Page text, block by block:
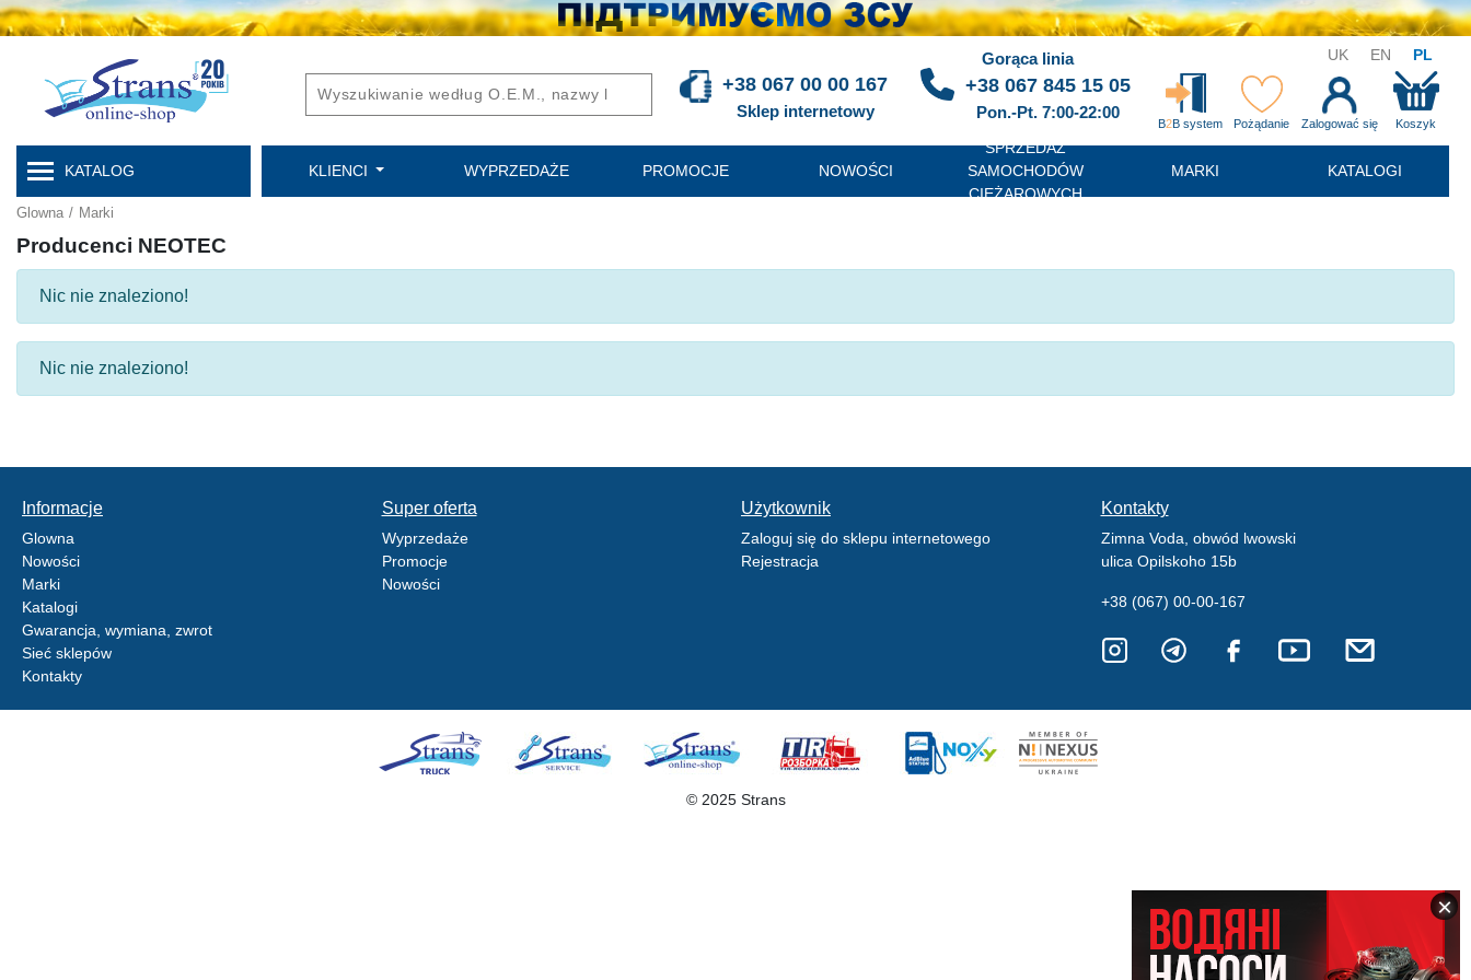
UK EN PL
+38 067 00 00 167
Sklep internetowy
Gorąca linia
+38 067 845 15 05
Pon.-Pt. 7:00-22:00
B2B system Pożądanie Zalogować się Koszyk
KATALOG KLIENCI WYPRZEDAŻE PROMOCJE NOWOŚCI
SPRZEDAŻ
SAMOCHODÓW
CIĘŻAROWYCH
MARKI KATALOGI
Glowna / Marki
Producenci NEOTEC
Nic nie znaleziono!
Nic nie znaleziono!
Informacje
Glowna
Nowości
Marki
Katalogi
Gwarancja, wymiana, zwrot
Sieć sklepów
Kontakty
Super oferta
Wyprzedaże
Promocje
Nowości
Użytkownik
Zaloguj się do sklepu internetowego
Rejestracja
Kontakty
Zimna Voda, obwód lwowski
ulica Opilskoho 15b
+38 (067) 00-00-167
© 2025 Strans
×